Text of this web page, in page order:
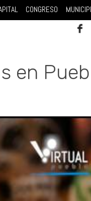
CONGRESO
en